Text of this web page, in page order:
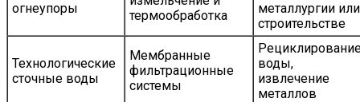
огнеупоры
термообработка
металлургии или
строительстве
Технологические
сточные воды
Мембранные
фильтрационные
системы
воды,
извлечение
металлов